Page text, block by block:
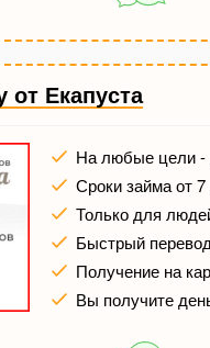
от Екапуста
На любые цели -
Сроки займа от
Только для
Быстрый
Получение на
Вы получите